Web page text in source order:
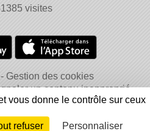
visites
Gestion des cookies
un contenu inapproprié
Connexion
vous donne le contrôle sur ceux
refuser Personnaliser